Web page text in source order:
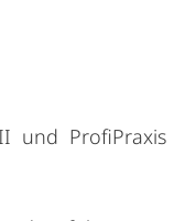
II und ProfiPraxis